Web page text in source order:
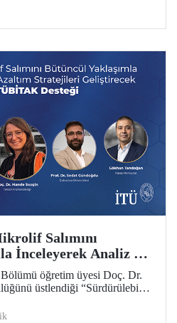
Salımını
İnceleyerek Analiz ve
Geliştirecek Projeye
öğretim üyesi Doç. Dr.
üstlendiği “Sürdürülebilir
Aşınma, UV Maruziyeti